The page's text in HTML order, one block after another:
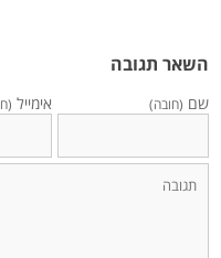
השאר תגובה
שם (חובה) אימייל